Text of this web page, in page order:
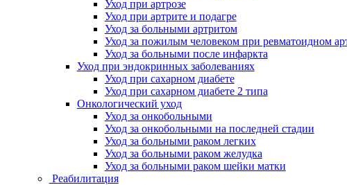
Уход при артрозе
Уход при артрите и подагре
Уход за больными артритом
Уход за пожилым человеком при ревматоидном
Уход за больными после инфаркта
Уход при эндокринных заболеваниях
Уход при сахарном диабете
Уход при сахарном диабете 2 типа
Онкологический уход
Уход за онкобольными
Уход за онкобольными на последней стадии
Уход за больными раком легких
Уход за больными раком желудка
Уход за больными раком шейки матки
Реабилитация